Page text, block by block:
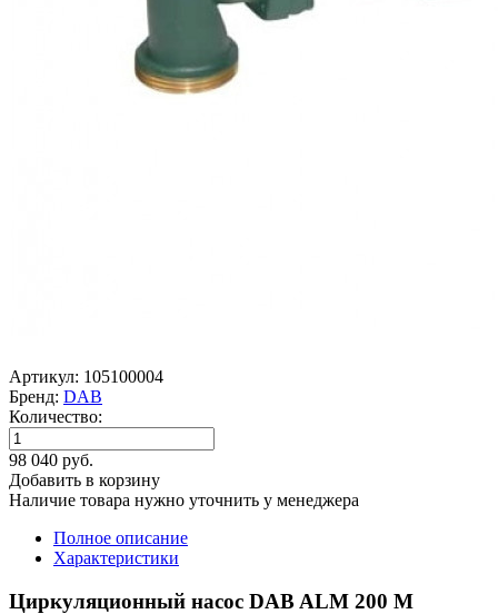
Артикул: 105100004
Бренд: DAB
Количество:
98 040 руб.
Добавить в корзину
Наличие товара нужно уточнить у менеджера
Полное описание
Характеристики
Циркуляционный насос DAB ALM 200 M